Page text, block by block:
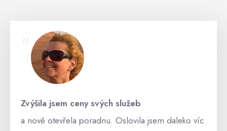
"
Zvýšila jsem ceny svých služeb
a nově otevřela poradnu. Oslovila jsem daleko víc